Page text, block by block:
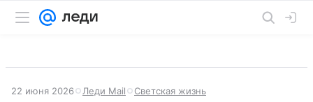
22 июня 2026 Леди Mail Светская жизнь